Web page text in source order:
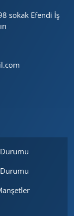
sokak Efendi İş